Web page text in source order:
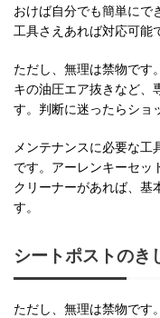
おけば自分でも簡単にで
工具さえあれば対応可能
ただし、無理は禁物です
キの油圧エア抜きなど、
す。判断に迷ったらショ
メンテナンスに必要な
です。アーレンキーセッ
クリーナーがあれば、基
す。
シートポストの
ただし、無理は禁物です